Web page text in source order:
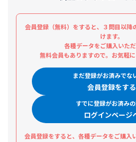
会員登録（無料）をすると、３問目以降
けます。
各種データをご購入いただ
無料会員もありますので。お気軽に
まだ登録がお済みでな
会員登録をする
すでに登録がお済み
ログインページ
会員登録をすると、各種データをご購入